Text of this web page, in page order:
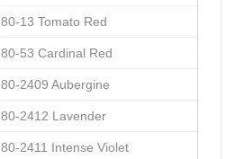
80-13 Tomato Red
80-53 Cardinal Red
80-2409 Aubergine
80-2412 Lavender
80-2411 Intense Violet